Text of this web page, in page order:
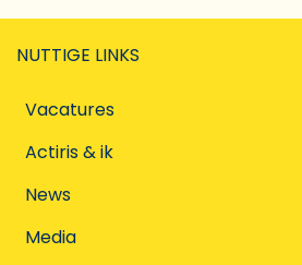
NUTTIGE LINKS
Vacatures
Actiris & ik
News
Media